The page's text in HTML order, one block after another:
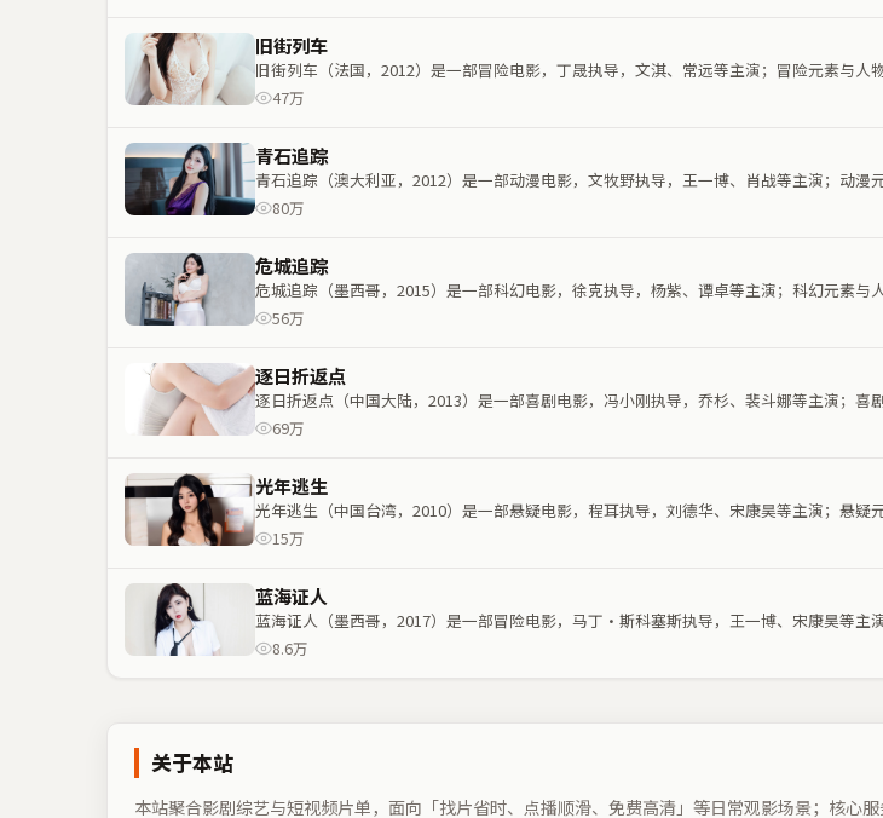
旧街列车
旧街列车（法国，2012）是一部冒险电影，丁晟执导，文淇、常远等主演；冒险元素与人
47万
青石追踪
青石追踪（澳大利亚，2012）是一部动漫电影，文牧野执导，王一博、肖战等主演；动漫
80万
危城追踪
危城追踪（墨西哥，2015）是一部科幻电影，徐克执导，杨紫、谭卓等主演；科幻元素与
56万
逐日折返点
逐日折返点（中国大陆，2013）是一部喜剧电影，冯小刚执导，乔杉、裴斗娜等主演；喜
69万
光年逃生
光年逃生（中国台湾，2010）是一部悬疑电影，程耳执导，刘德华、宋康昊等主演；悬疑
15万
蓝海证人
蓝海证人（墨西哥，2017）是一部冒险电影，马丁·斯科塞斯执导，王一博、宋康昊等主
8.6万
关于本站
本站聚合影剧综艺与短视频片单，面向「找片省时、点播顺滑、免费高清」等日常观影场景；核心